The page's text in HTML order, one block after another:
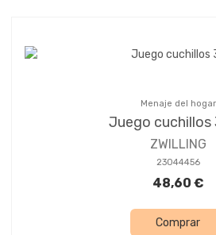
Menaje del hogar
Juego cuchillos
ZWILLING
23044456
48,60 €
Comprar